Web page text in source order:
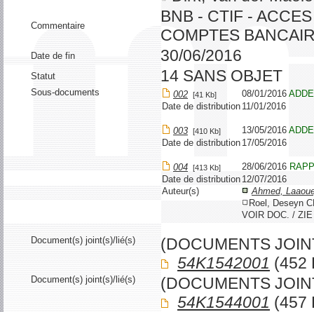
Commentaire
BNB - CTIF -
COMPTES
Date de fin 30/06/2016
Statut 14 SANS OBJET
Sous-documents 002 [41 Kb] 08/01/2016
Date de distribution 11/01/2016
003 [410 Kb] 13/05/2016
Date de distribution 17/05/2016
004 [413 Kb] 28/06/2016
Date de distribution 12/07/2016
Auteur(s)
Ahmed,
Roel, Deseyn
VOIR DOC. /
Document(s) joint(s)/lié(s)
(DOCUMENTS
54K1542001 (452
Document(s) joint(s)/lié(s)
(DOCUMENTS
54K1544001 (457